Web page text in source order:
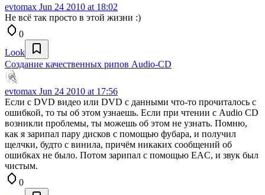
evtomax Jun 24 2010 at 18:02
Не всё так просто в этой жизни :)
0
Look
Создание качественных рипов Audio-CD
evtomax Jun 24 2010 at 17:56
Если с DVD видео или DVD с данными что-то прочиталось с
ошибкой, то ты об этом узнаешь. Если при чтении с Audio CD
возникли проблемы, ты можешь об этом не узнать. Помню,
как я зарипал пару дисков с помощью фубара, и получил
щелчки, будто с винила, причём никаких сообщений об
ошибках не было. Потом зарипал с помощью EAC, и звук был
чистым.
0